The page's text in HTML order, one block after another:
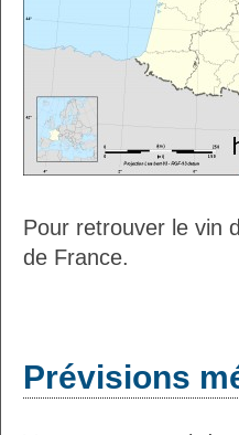
Pour retrouver le vin
de France.
Prévisions